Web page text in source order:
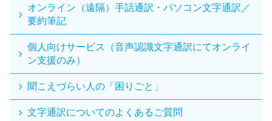
オンライン（遠隔）手話通訳・パソコン文字通訳／
要約筆記
個人向けサービス（音声認識文字通訳にてオンライ
ン支援のみ）
聞こえづらい人の「困りごと」
文字通訳についてのよくあるご質問